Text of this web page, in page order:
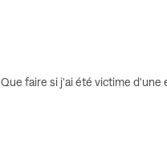
Que faire si j'ai été victime